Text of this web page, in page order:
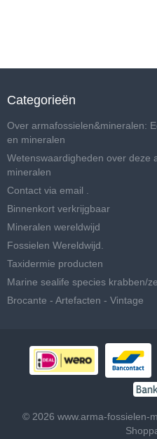
Categorieën
Over armafossielen&mineralen:
en mineralen
Wetenswaardigheden over deze
mineralen
Contact via email .
Binnenkort verkrijgbaar
Mineralen wereldwijd
Fossielen Wereldwijd.
Taxidermie producten
Marine sealife species krabben/
Brocante - Artefacten - Vintage
© 2026 www.arma-fossielen-